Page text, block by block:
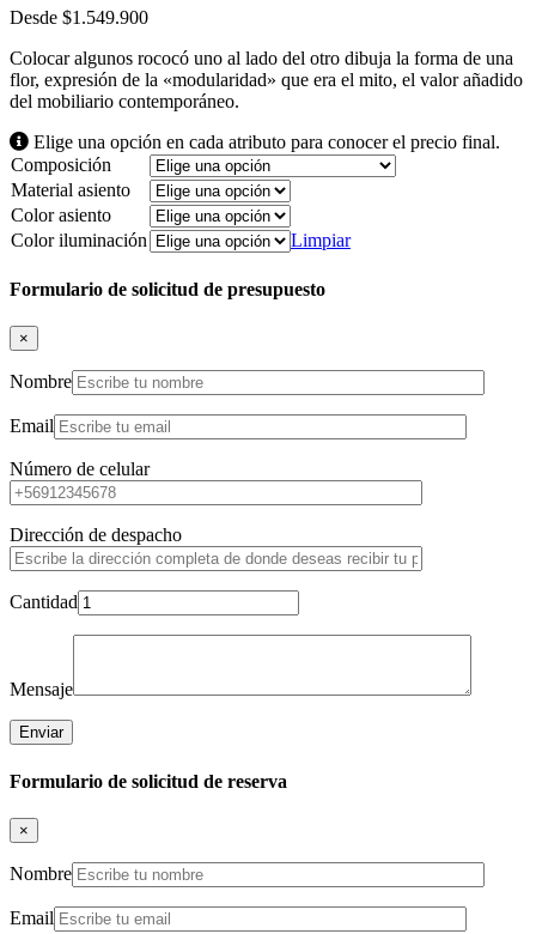
Desde $1.549.900
Colocar algunos rococó uno al lado del otro dibuja la forma de una
flor, expresión de la «modularidad» que era el mito, el valor añadido
del mobiliario contemporáneo.
Elige una opción en cada atributo para conocer el precio final.
Composición
Material asiento
Color asiento
Color iluminación
Limpiar
Formulario de solicitud de presupuesto
×
Nombre
Email
Número de celular
Dirección de despacho
Cantidad
Mensaje
Formulario de solicitud de reserva
×
Nombre
Email